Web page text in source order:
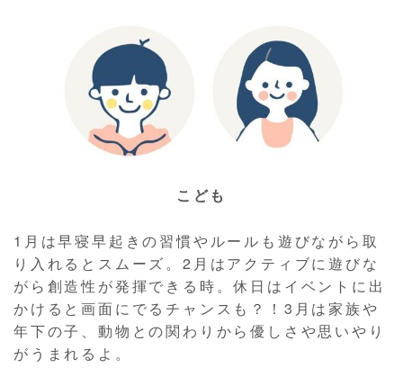
こども
1月は早寝早起きの習慣やルールも遊びながら取
り入れるとスムーズ。2月はアクティブに遊びな
がら創造性が発揮できる時。休日はイベントに出
かけると画面にでるチャンスも？！3月は家族や
年下の子、動物との関わりから優しさや思いやり
がうまれるよ。